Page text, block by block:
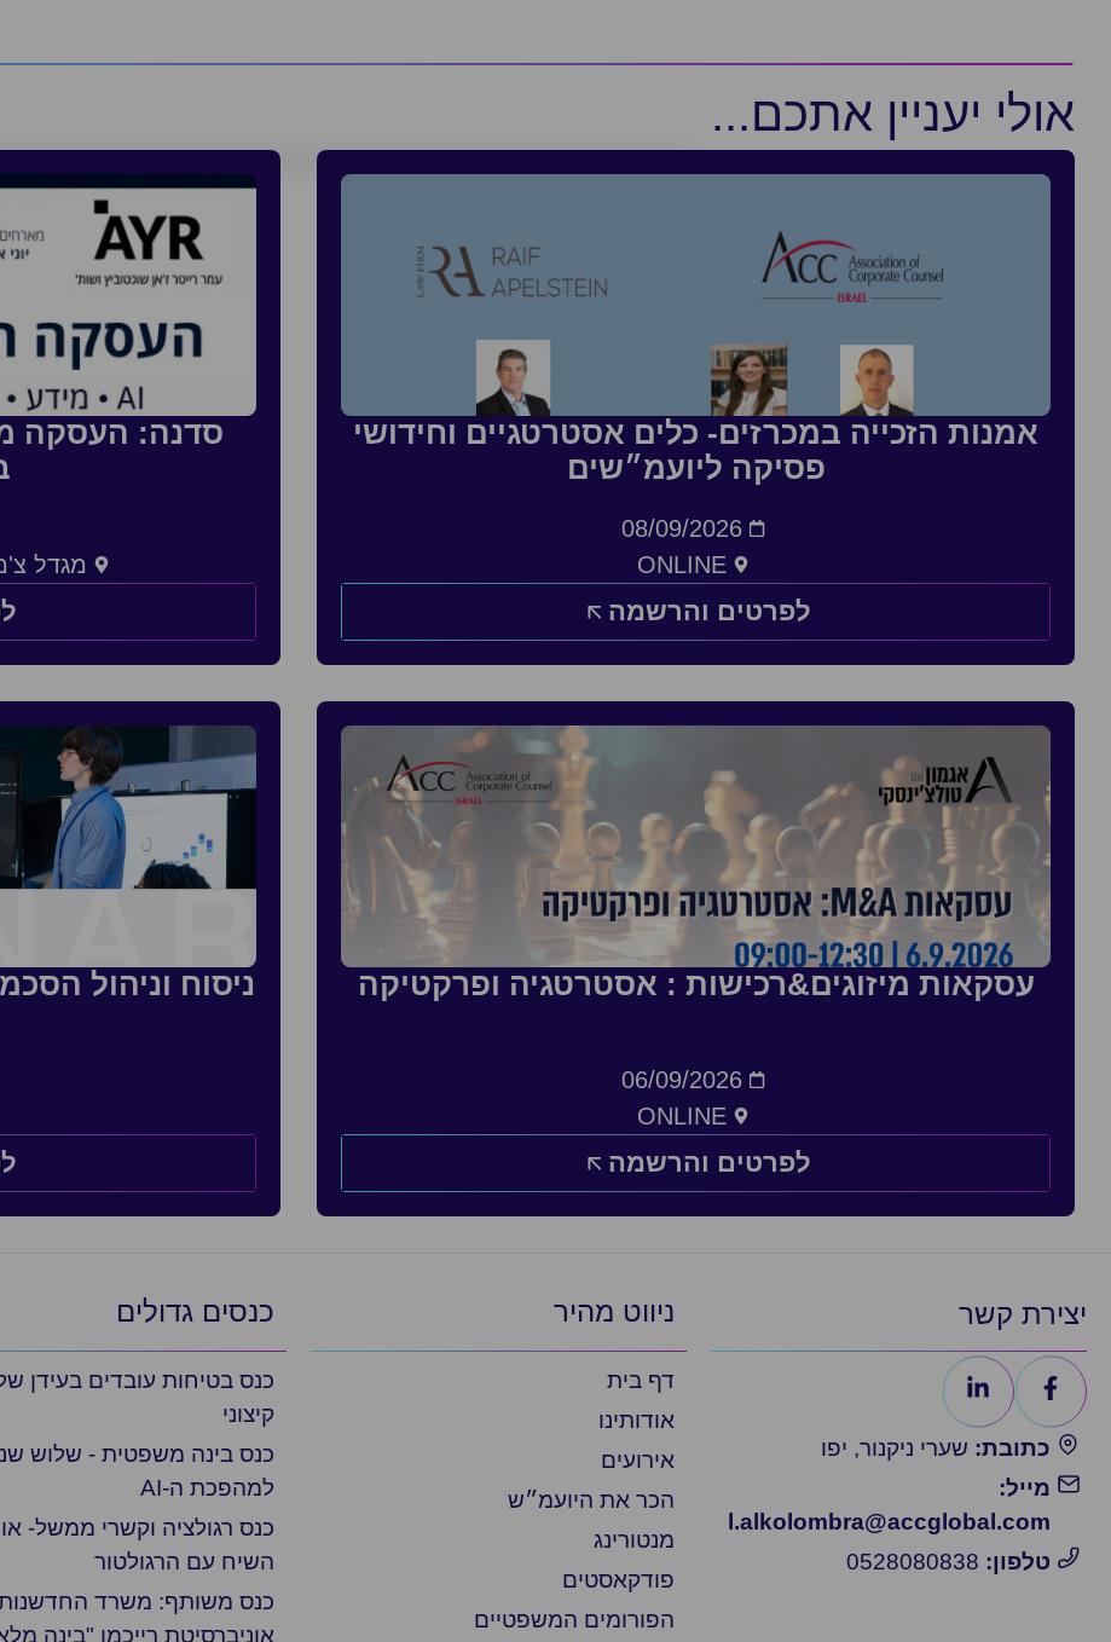
אולי יעניין אתכם...
אמנות הזכייה במכרזים- כלים אסטרטגיים וחידושי
פסיקה ליועמ״שים
08/09/2026
ONLINE
לפרטים והרשמה
מגדל
עסקאות מיזוגים&רכישות : אסטרטגיה ופרקטיקה
06/09/2026
ONLINE
לפרטים והרשמה
ניסוח וניהול
יצירת קשר
כתובת: שערי ניקנור, יפו
מייל:
l.alkolombra@accglobal.com
טלפון:
ניווט מהיר
דף בית
אודותינו
אירועים
הכר את היועמ״ש
מנטורינג
פודקאסטים
הפורומים המשפטיים
כנסים גדולים
כנס בטיחות עובדים בעידן
קיצוני
כנס בינה משפטית - שלוש
למהפכת ה-AI
כנס רגולציה וקשרי ממשל-
השיח עם הרגולטור
כנס משותף: משרד
אוניברסיטת רייכמן "בינה